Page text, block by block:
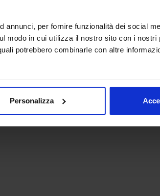
annunci, per fornire funzionalità dei social
modo in cui utilizza il nostro sito con i nostri
potrebbero combinarle con altre
Personalizza